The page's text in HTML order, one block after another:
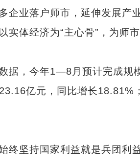
业落户师市，延伸发展产业
实体经济为“主心骨”，为师
，今年1—8月预计完成规
亿元，同比增长18.81%
坚持国家利益就是兵团利